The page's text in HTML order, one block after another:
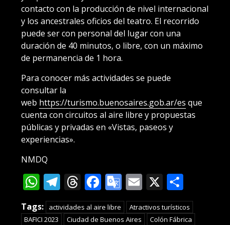
contacto con la producción de nivel internacional
y los ancestrales oficios del teatro. El recorrido
puede ser con personal del lugar con una
duración de 40 minutos, o libre, con un máximo
de permanencia de 1 hora.
Para conocer más actividades se puede
consultar la
web https://turismo.buenosaires.gob.ar/es que
cuenta con circuitos al aire libre y propuestas
públicas y privadas en «Vistas, paseos y
experiencias».
NMDQ
WhatsApp
Telegram
Threads
Facebook
Google
Translate
Email
X
Tags: actividades al aire libre
Atractivos turísticos
BAFICI 2023
Ciudad de Buenos Aires
Colón Fábrica